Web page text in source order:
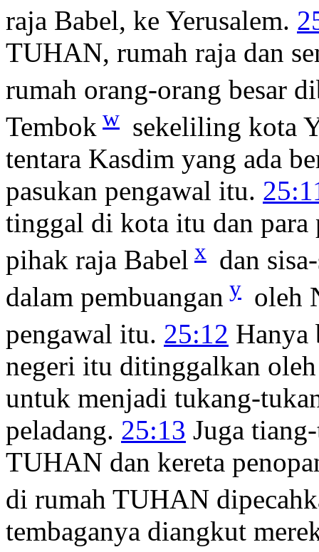
raja Babel, ke Yerusalem.
TUHAN, rumah raja dan
rumah orang-orang besar
Tembok w sekeliling kota
tentara Kasdim yang ada
pasukan pengawal itu.
tinggal di kota itu dan para
pihak raja Babel x dan
dalam pembuangan y oleh
pengawal itu. 25:12 Hanya
negeri itu ditinggalkan
untuk menjadi tukang-
peladang. 25:13 Juga
TUHAN dan kereta
di rumah TUHAN
tembaganya diangkut